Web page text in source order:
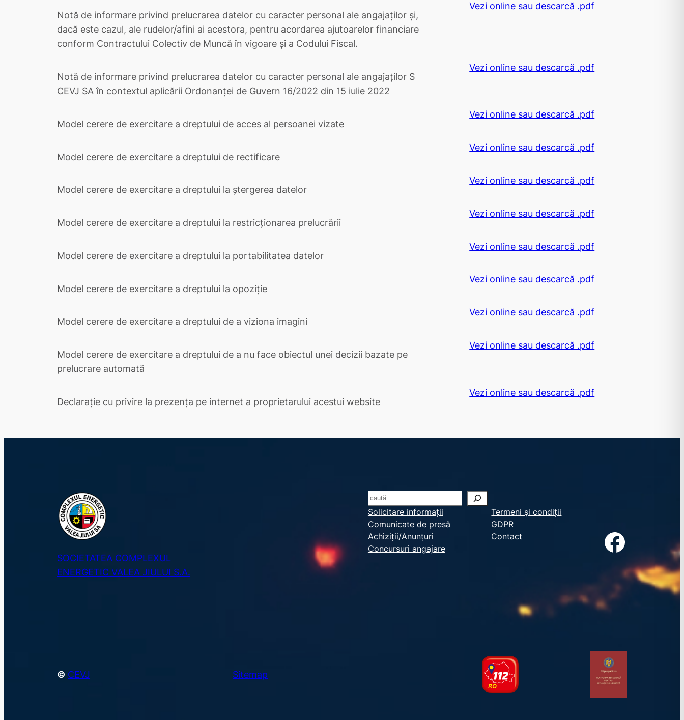
Notă de informare privind prelucrarea datelor cu caracter personal ale angajaților și,
dacă este cazul, ale rudelor/afini ai acestora, pentru acordarea ajutoarelor financiare
conform Contractului Colectiv de Muncă în vigoare și a Codului Fiscal.
Vezi online sau descarcă .pdf
Notă de informare privind prelucrarea datelor cu caracter personal ale angajaților S
CEVJ SA în contextul aplicării Ordonanței de Guvern 16/2022 din 15 iulie 2022
Vezi online sau descarcă .pdf
Model cerere de exercitare a dreptului de acces al persoanei vizate
Vezi online sau descarcă .pdf
Model cerere de exercitare a dreptului de rectificare
Vezi online sau descarcă .pdf
Model cerere de exercitare a dreptului la ștergerea datelor
Vezi online sau descarcă .pdf
Model cerere de exercitare a dreptului la restricționarea prelucrării
Vezi online sau descarcă .pdf
Model cerere de exercitare a dreptului la portabilitatea datelor
Vezi online sau descarcă .pdf
Model cerere de exercitare a dreptului la opoziție
Vezi online sau descarcă .pdf
Model cerere de exercitare a dreptului de a viziona imagini
Vezi online sau descarcă .pdf
Model cerere de exercitare a dreptului de a nu face obiectul unei decizii bazate pe
prelucrare automată
Vezi online sau descarcă .pdf
Declarație cu privire la prezența pe internet a proprietarului acestui website
Vezi online sau descarcă .pdf
SOCIETATEA COMPLEXUL
ENERGETIC VALEA JIULUI S.A.
S
e
a
r
c
Solicitare informații
Comunicate de presă
Achiziții/Anunțuri
Concursuri angajare
Termeni și condiții
GDPR
Contact
Facebook
© CEVJ Sitemap